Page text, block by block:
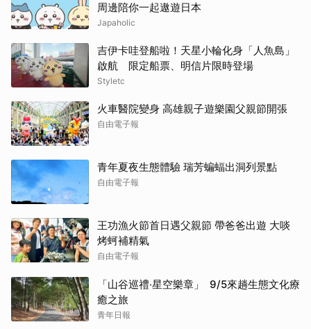
周邊陪你一起遨遊日本
Japaholic
吉伊卡哇登船啦！天星小輪化身「人魚島」
啟航 限定船票、明信片限時登場
Styletc
火車醫院變身 高雄親子遊樂園父親節開張
自由電子報
青年夏夜生態體驗 瑞芳蝙蝠出洞列景點
自由電子報
王功漁火節首日遇父親節 帶爸爸出遊 大啖
烤蚵補精氣
自由電子報
「山谷巡禮‧星空樂章」 9/5來趟生態文化療
癒之旅
青年日報